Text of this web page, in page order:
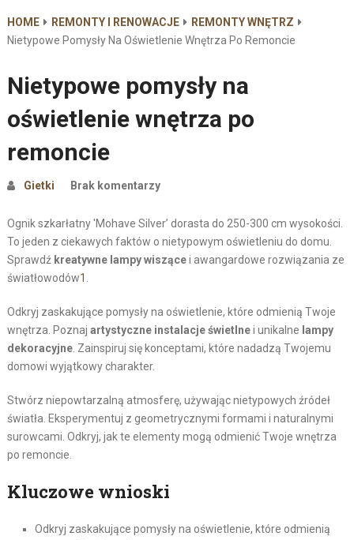
HOME REMONTY I RENOWACJE
REMONTY WNĘTRZ
Nietypowe Pomysły Na Oświetlenie Wnętrza Po Remoncie
Nietypowe pomysły na
oświetlenie wnętrza po
remoncie
Gietki Brak komentarzy
Ognik szkarłatny 'Mohave Silver’ dorasta do 250-300 cm wysokości.
To jeden z ciekawych faktów o nietypowym oświetleniu do domu.
Sprawdź kreatywne lampy wiszącei awangardowe rozwiązania ze
światłowodów1
Odkryj zaskakujące pomysły na oświetlenie, które odmienią Twoje
wnętrza. Poznaj artystyczne instalacje świetlnei unikalne lampy
dekoracyjne. Zainspiruj się konceptami, które nadadzą Twojemu
domowi wyjątkowy charakter.
Stwórz niepowtarzalną atmosferę, używając nietypowych źródeł
światła. Eksperymentuj z geometrycznymi formami i naturalnymi
surowcami. Odkryj, jak te elementy mogą odmienić Twoje wnętrza
po remoncie.
Kluczowe wnioski
Odkryj zaskakujące pomysły na oświetlenie, które odmienią